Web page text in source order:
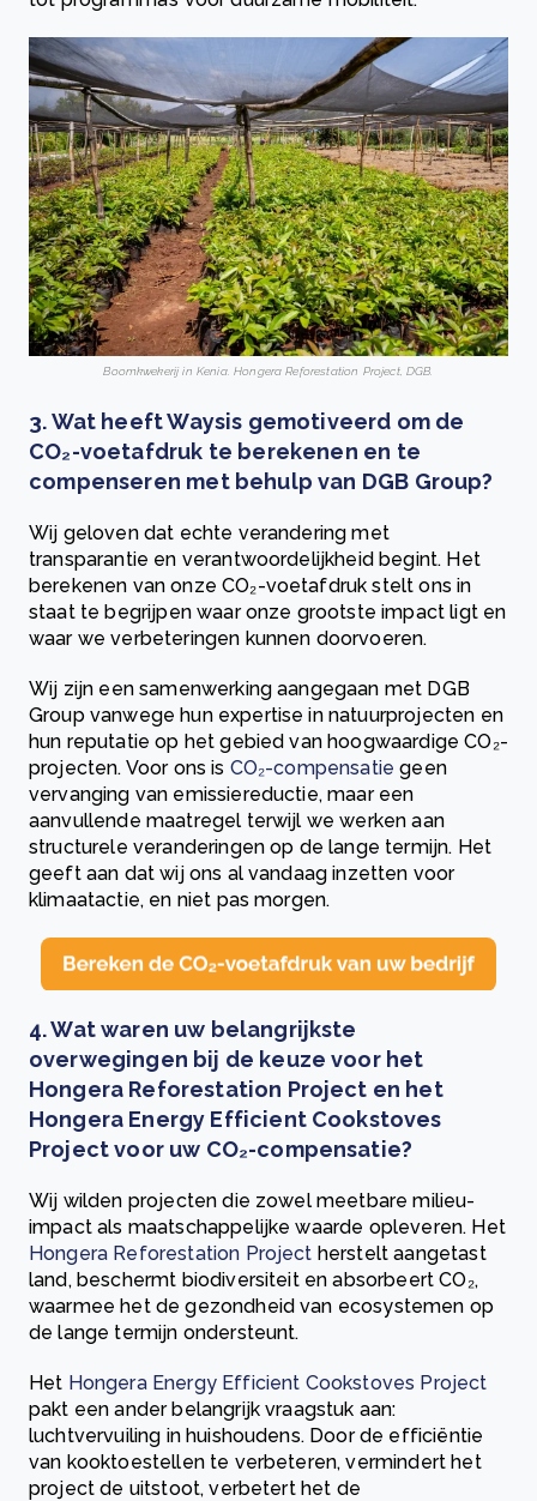
Boomkwekerij in Kenia. Hongera Reforestation Project, DGB.
3. Wat heeft Waysis gemotiveerd om de
CO₂-voetafdruk te berekenen en te
compenseren met behulp van DGB Group?
Wij geloven dat echte verandering met
transparantie en verantwoordelijkheid begint. Het
berekenen van onze CO₂-voetafdruk stelt ons in
staat te begrijpen waar onze grootste impact ligt en
waar we verbeteringen kunnen doorvoeren.
Wij zijn een samenwerking aangegaan met DGB
Group vanwege hun expertise in natuurprojecten en
hun reputatie op het gebied van hoogwaardige CO₂-
projecten. Voor ons is CO₂-compensatie geen
vervanging van emissiereductie, maar een
aanvullende maatregel terwijl we werken aan
structurele veranderingen op de lange termijn. Het
geeft aan dat wij ons al vandaag inzetten voor
klimaatactie, en niet pas morgen.
4.Wat waren uw belangrijkste
overwegingen bij de keuze voor het
Hongera Reforestation Project en het
Hongera Energy Efficient Cookstoves
Project voor uw CO₂-compensatie?
Wij wilden projecten die zowel meetbare milieu-
impact als maatschappelijke waarde opleveren. Het
Hongera Reforestation Project herstelt aangetast
land, beschermt biodiversiteit en absorbeert CO₂,
waarmee het de gezondheid van ecosystemen op
de lange termijn ondersteunt.
Het Hongera Energy Efficient Cookstoves Project
pakt een ander belangrijk vraagstuk aan:
luchtvervuiling in huishoudens. Door de efficiëntie
van kooktoestellen te verbeteren, vermindert het
project de uitstoot, verbetert het de